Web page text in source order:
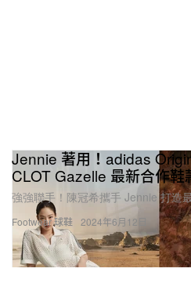
Footwear 球鞋
Jennie 著用！adidas
CLOT Gazelle 最新合作鞋
強強聯手！陳冠希攜手 Jennie 打造
2024年6月12日